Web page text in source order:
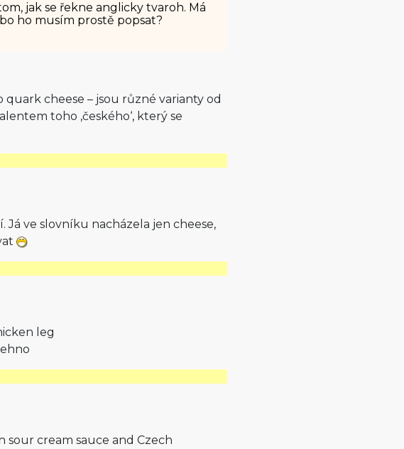
jak se řekne anglicky tvaroh. Má
ho musím prostě popsat?
quark cheese – jsou různé varianty od
toho ‚českého‘, který se
ve slovníku nacházela jen cheese,
leg
sour cream sauce and Czech